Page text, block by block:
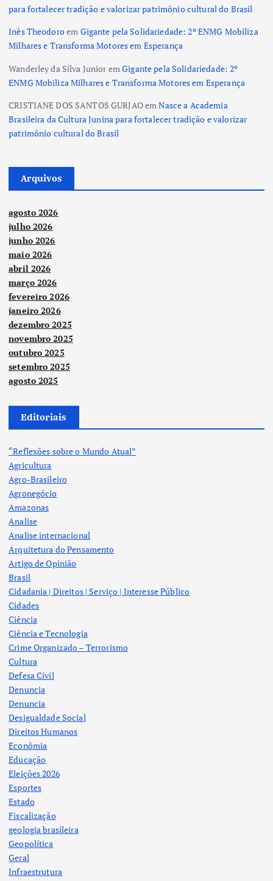
para fortalecer tradição e valorizar patrimônio cultural do Brasil
Inês Theodoroem Gigante pela Solidariedade: 2º ENMG Mobiliza
Milhares e Transforma Motores em Esperança
Wanderley da Silva JunioremGigante pela Solidariedade: 2º
ENMG Mobiliza Milhares e Transforma Motores em Esperança
CRISTIANE DOS SANTOS GURJAOemNasce a Academia
Brasileira da Cultura Junina para fortalecer tradição e valorizar
patrimônio cultural do Brasil
Arquivos
agosto 2026
julho 2026
junho 2026
maio 2026
abril 2026
março 2026
fevereiro 2026
janeiro 2026
dezembro 2025
novembro 2025
outubro 2025
setembro 2025
agosto 2025
Editoriais
“Reflexões sobre o Mundo Atual”
Agricultura
Agro-Brasileiro
Agronegócio
Amazonas
Analise
Analise internacional
Arquitetura do Pensamento
Artigo de Opinião
Brasil
Cidadania | Direitos | Serviço | Interesse Público
Cidades
Ciência
Ciência e Tecnologia
Crime Organizado – Terrorismo
Cultura
Defesa Civil
Denuncia
Denuncia
Desigualdade Social
Direitos Humanos
Econômia
Educação
Eleições 2026
Esportes
Estado
Fiscalização
geologia brasileira
Geopolítica
Geral
Infraestrutura